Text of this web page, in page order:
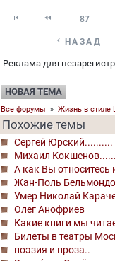
  87
 НАЗАД
Реклама для
НОВАЯ ТЕМА
Все форумы » Жизнь в стиле
Похожие темы
Сергей Юрский..........
Михаил
А как Вы относитесь
Жан-Поль Бельмондо
Умер Николай
Олег Анофриев
Какие книги мы
Билеты в театры
поэзия и проза..